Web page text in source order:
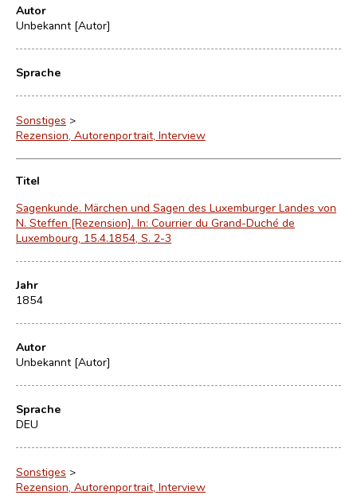
Autor
Unbekannt [Autor]
Sprache
Sonstiges >
Rezension, Autorenportrait, Interview
Titel
Sagenkunde. Märchen und Sagen des Luxemburger Landes von
N. Steffen [Rezension]. In: Courrier du Grand-Duché de
Luxembourg, 15.4.1854, S. 2-3
Jahr
1854
Autor
Unbekannt [Autor]
Sprache
DEU
Sonstiges >
Rezension, Autorenportrait, Interview